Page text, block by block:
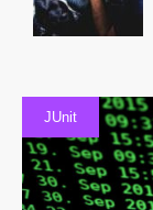
JUnit